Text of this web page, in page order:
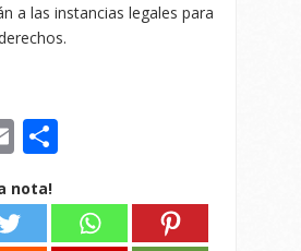
a las instancias legales para
Email
nota!